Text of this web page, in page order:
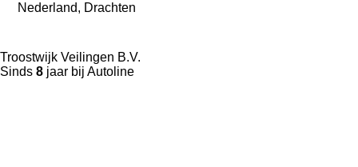
Nederland, Drachten
Troostwijk Veilingen B.V.
Sinds 8 jaar bij Autoline